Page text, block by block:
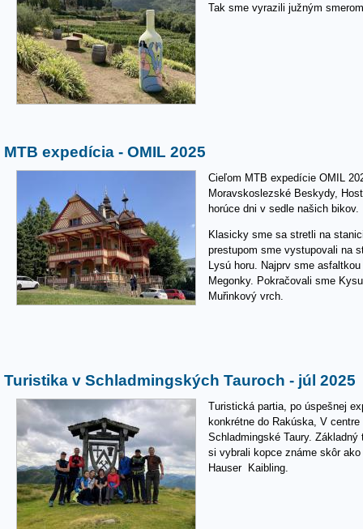
Tak sme vyrazili južným
MTB expedícia - OMIL 2025
Cieľom MTB expedície OMIL
Moravskoslezské Beskydy,
horúce dni v sedle našich bikov.
Klasicky sme sa stretli na
prestupom sme vystupovali na
Lysú horu. Najprv sme
Megonky. Pokračovali sme
Muřinkový vrch.
Turistika v Schladmingských Tauroch - júl 2025
Turistická partia, po úspešnej
konkrétne do Rakúska, V
Schladmingské Taury.
si vybrali kopce známe skôr
Hauser Kaibling.